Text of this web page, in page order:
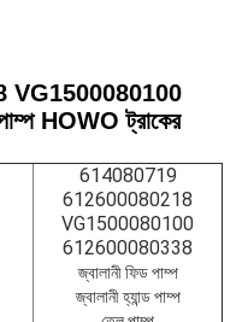
VG1500080100
HOWO ট্রাকের
614080719
612600080218
VG1500080100
612600080338
জ্বালানী ফিড পাম্প
জ্বালানী হ্যান্ড পাম্প